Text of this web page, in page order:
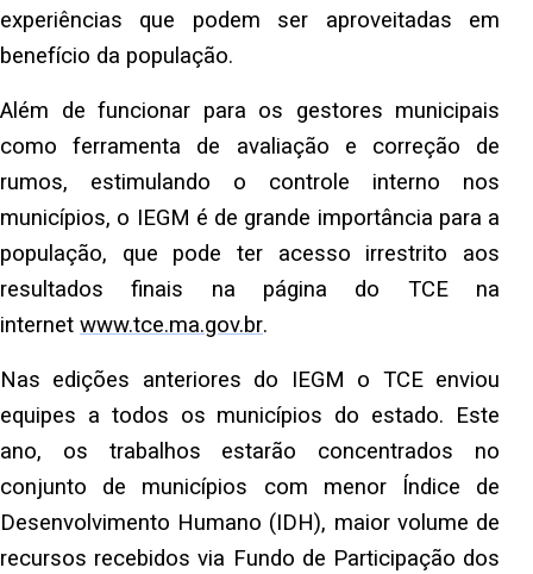
experiências que podem ser aproveitadas em
benefício da população.
Além de funcionar para os gestores municipais
como ferramenta de avaliação e correção de
rumos, estimulando o controle interno nos
municípios, o IEGM é de grande importância para a
população, que pode ter acesso irrestrito aos
resultados finais na página do TCE na
internet www.tce.ma.gov.br.
Nas edições anteriores do IEGM o TCE enviou
equipes a todos os municípios do estado. Este
ano, os trabalhos estarão concentrados no
conjunto de municípios com menor Índice de
Desenvolvimento Humano (IDH), maior volume de
recursos recebidos via Fundo de Participação dos